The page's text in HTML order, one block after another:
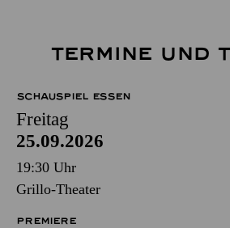
TERMINE UND
SCHAUSPIEL ESSEN
Freitag
25.09.2026
19:30 Uhr
Grillo-Theater
PREMIERE